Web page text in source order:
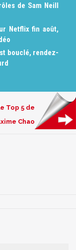
de Sam Neill
Netflix fin août,
bouclé, rendez-
Top 5 de
Chao